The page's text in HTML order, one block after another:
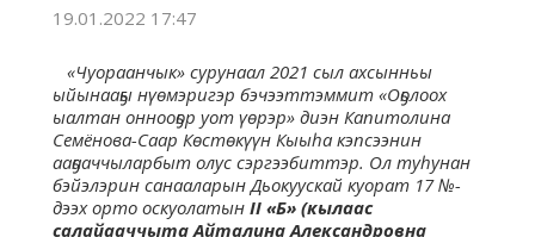
19.01.2022 17:47
«Чуораанчык» сурунаал 2021 сыл ахсынньы
ыйынааҕы нүөмэригэр бэчээттэммит «Оҕолоох
ыалтан оннооҕор уот үөрэр» диэн Капитолина
Семёнова-Саар Көстөкүүн Кыыһа кэпсээнин
ааҕааччыларбыт олус сэргээбиттэр. Ол туһунан
бэйэлэрин санааларын Дьокуускай куорат 17 №-
дээх орто оскуолатын II «Б» (кылаас
салайааччыта Айталина Александровна